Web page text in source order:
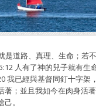
是道路、真理、生命；若
人有了神的兒子就有生
我已經與基督同釘十字架
著；並且我如今在肉身活
。